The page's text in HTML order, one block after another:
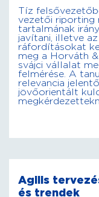
Tíz
vezetői riporting
tartalmának
javítani, illetve
ráfordításokat
meg a Horváth
svájci vállalat
felmérése. A
relevancia
jövőorientált
Agilis
és trendek